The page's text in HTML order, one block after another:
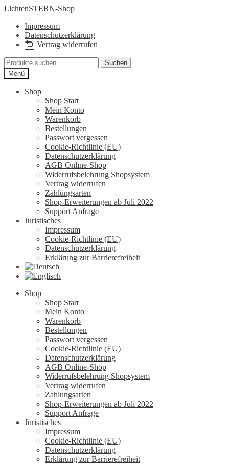
Zur
springen
Zum
springen
LichtenSTERN-Shop
Impressum
Datenschutzerklärung
Vertrag widerrufen
Suchen
nach:
Suchen
Menü
Shop
Shop Start
Mein Konto
Warenkorb
Bestellungen
Passwort vergessen
Cookie-Richtlinie (EU)
Datenschutzerklärung
AGB Online-Shop
Widerrufsbelehrung Shopsystem
Vertrag widerrufen
Zahlungsarten
Shop-Erweiterungen ab Juli 2022
Support Anfrage
Juristisches
Impressum
Cookie-Richtlinie (EU)
Datenschutzerklärung
Erklärung zur Barrierefreiheit
Shop
Shop Start
Mein Konto
Warenkorb
Bestellungen
Passwort vergessen
Cookie-Richtlinie (EU)
Datenschutzerklärung
AGB Online-Shop
Widerrufsbelehrung Shopsystem
Vertrag widerrufen
Zahlungsarten
Shop-Erweiterungen ab Juli 2022
Support Anfrage
Juristisches
Impressum
Cookie-Richtlinie (EU)
Datenschutzerklärung
Erklärung zur Barrierefreiheit